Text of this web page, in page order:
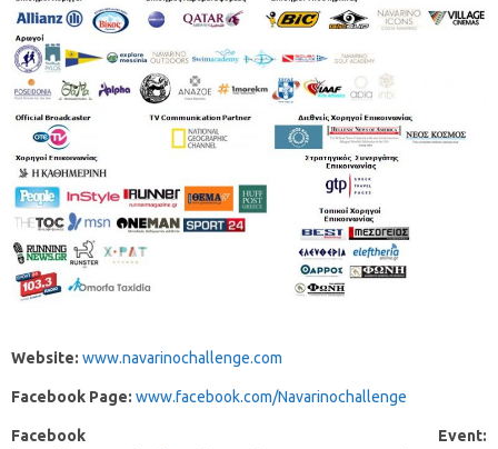
Website: www.navarinochallenge.com
Facebook Page: www.facebook.com/Navarinochallenge
Facebook Event: